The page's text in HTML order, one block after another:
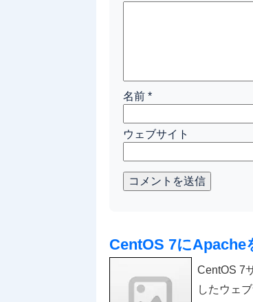
名前 *
ウェブサイト
コメントを送信
CentOS 7にApache
CentOS 7
したウェ